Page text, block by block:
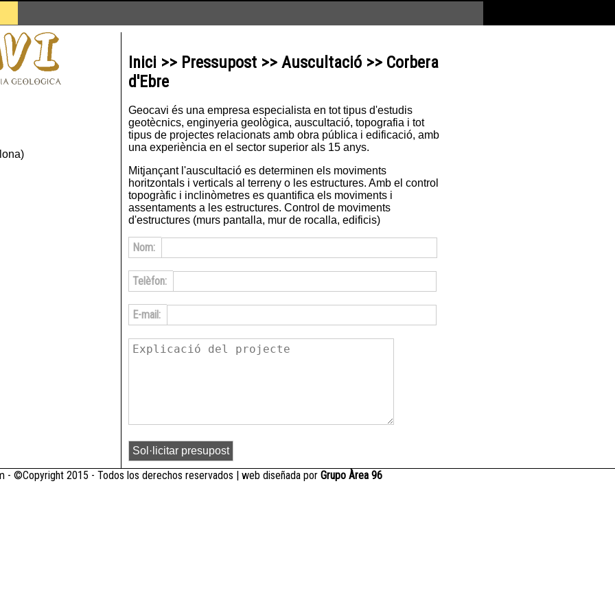
Inici >> Pressupost >> Auscultació >> Corbera
d'Ebre
Geocavi és una empresa especialista en tot tipus d'estudis
geotècnics, enginyeria geològica, auscultació, topografia i tot
tipus de projectes relacionats amb obra pública i edificació, amb
una experiència en el sector superior als 15 anys.
Mitjançant l'auscultació es determinen els moviments
horitzontals i verticals al terreny o les estructures. Amb el control
topogràfic i inclinòmetres es quantifica els moviments i
assentaments a les estructures. Control de moviments
d'estructures (murs pantalla, mur de rocalla, edificis)
Nom:
Telèfon:
E-mail:
- ©Copyright 2015 - Todos los derechos reservados | web diseñada por Grupo Àrea 96